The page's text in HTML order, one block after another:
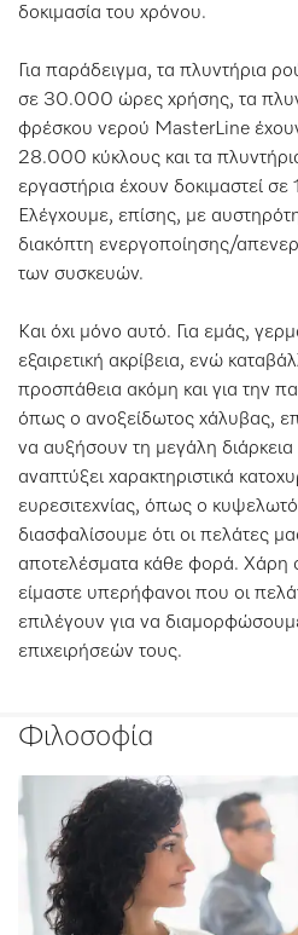
δοκιμασία του χρόνου.
Για παράδειγμα, τα πλυντήρια
σε 30.000 ώρες χρήσης, τα
φρέσκου νερού MasterLine
28.000 κύκλους και τα
εργαστήρια έχουν δοκιμαστεί
Ελέγχουμε, επίσης, με
διακόπτη ενεργοποίησης/
των συσκευών.
Και όχι μόνο αυτό. Για εμάς,
εξαιρετική ακρίβεια, ενώ
προσπάθεια ακόμη και για την
όπως ο ανοξείδωτος χάλυβας,
να αυξήσουν τη μεγάλη
αναπτύξει χαρακτηριστικά
ευρεσιτεχνίας, όπως ο
διασφαλίσουμε ότι οι πελάτες
αποτελέσματα κάθε φορά. Χάρη
είμαστε υπερήφανοι που οι
επιλέγουν για να
επιχειρήσεών τους.
Φιλοσοφία